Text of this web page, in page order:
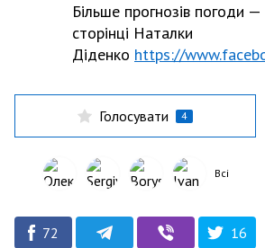
Більше прогнозів погоди
сторінці Наталки
Діденко https://
Голосувати 4
Всі
72 16